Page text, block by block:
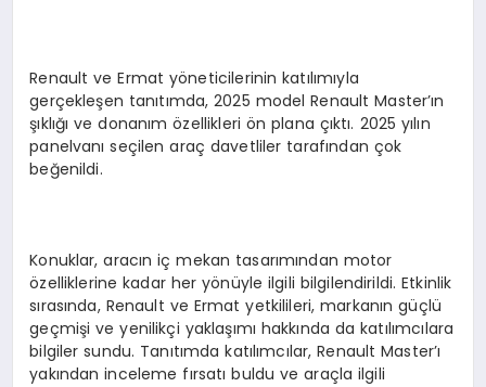
Renault ve Ermat yöneticilerinin katılımıyla
gerçekleşen tanıtımda, 2025 model Renault Master’ın
şıklığı ve donanım özellikleri ön plana çıktı. 2025 yılın
panelvanı seçilen araç davetliler tarafından çok
beğenildi.
Konuklar, aracın iç mekan tasarımından motor
özelliklerine kadar her yönüyle ilgili bilgilendirildi. Etkinlik
sırasında, Renault ve Ermat yetkilileri, markanın güçlü
geçmişi ve yenilikçi yaklaşımı hakkında da katılımcılara
bilgiler sundu. Tanıtımda katılımcılar, Renault Master’ı
yakından inceleme fırsatı buldu ve araçla ilgili